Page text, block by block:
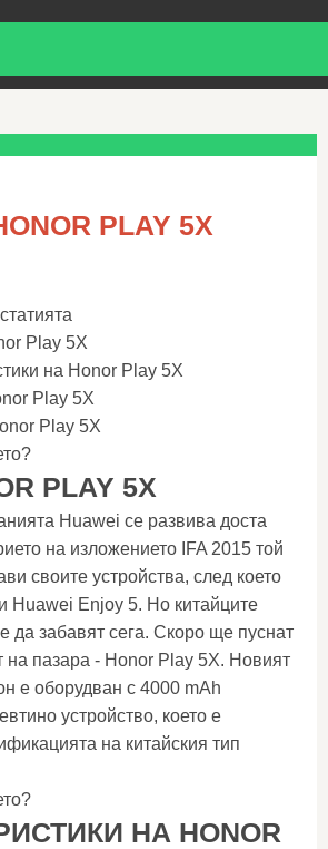
PLAY 5X
Play 5X
на Honor Play 5X
Play 5X
Play 5X
PLAY 5X
Huawei се развива доста
на изложението IFA 2015 той
своите устройства, след което
Huawei Enjoy 5. Но китайците
да забавят сега. Скоро ще пуснат
на пазара - Honor Play 5X. Новият
е оборудван с 4000 mAh
устройство, което е
на китайския тип
НА HONOR